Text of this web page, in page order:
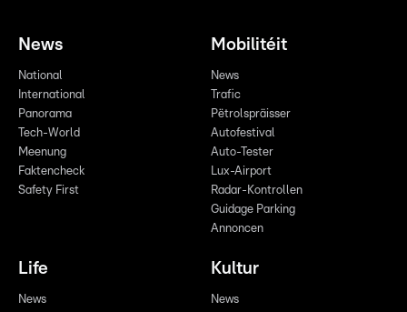
News
National
International
Panorama
Tech-World
Meenung
Faktencheck
Safety First
Mobilitéit
News
Trafic
Pëtrolspräisser
Autofestival
Auto-Tester
Lux-Airport
Radar-Kontrollen
Guidage Parking
Annoncen
Life
News
Kultur
News